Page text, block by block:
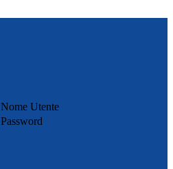
Nome Utente
Password